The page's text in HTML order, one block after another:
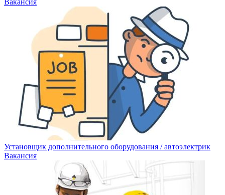
Вакансия
Установщик дополнительного оборудования / автоэлектрик
Вакансия